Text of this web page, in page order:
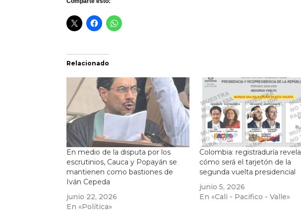
Relacionado
En medio de la disputa por los
escrutinios, Cauca y Popayán se
mantienen como bastiones de
Iván Cepeda
junio 22, 2026
En «Política»
Colombia: registraduría revela
cómo será el tarjetón de la
segunda vuelta presidencial
junio 5, 2026
En «Cali - Pacifico - Valle»